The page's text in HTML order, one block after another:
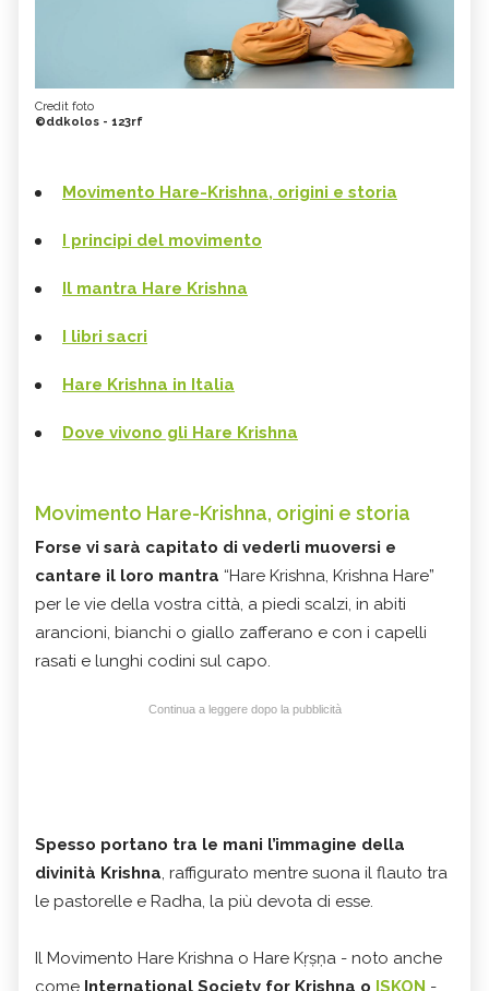
Credit foto
©ddkolos - 123rf
Movimento Hare-Krishna, origini e storia
I principi del movimento
Il mantra Hare Krishna
I libri sacri
Hare Krishna in Italia
Dove vivono gli Hare Krishna
Movimento Hare-Krishna, origini e storia
Forse vi sarà capitato di vederli muoversi e
cantare il loro mantra “Hare Krishna, Krishna Hare”
per le vie della vostra città, a piedi scalzi, in abiti
arancioni, bianchi o giallo zafferano e con i capelli
rasati e lunghi codini sul capo.
Continua a leggere dopo la pubblicità
Spesso portano tra le mani l’immagine della
divinità Krishna, raffigurato mentre suona il flauto tra
le pastorelle e Radha, la più devota di esse.
Il Movimento Hare Krishna o Hare Kṛṣṇa - noto anche
come International Society for Krishna o ISKON -